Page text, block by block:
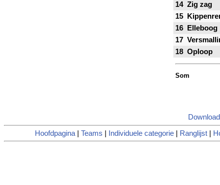
14 Zig zag
15
16
Elleboog
17
18 Oploop
Som
Hoofdpagina Teams Individuele categorie Ranglijst